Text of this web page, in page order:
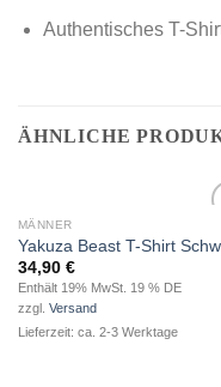
Authentisches T-
ÄHNLICHE
MÄNNER
Yakuza Beast T-Shirt
34,90 €
Enthält 19% MwSt. 19 % DE
zzgl. Versand
Lieferzeit: ca. 2-3 Werktage